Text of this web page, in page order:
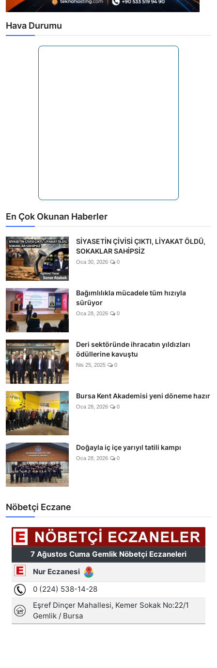
Hava Durumu
En Çok Okunan Haberler
SİYASETİN ÇİVİSİ ÇIKTI, LİYAKAT ÖLDÜ,
SOKAKLAR SAHİPSİZ
Oca 30, 2026 0
Bağımlılıkla mücadele tüm hızıyla
sürüyor
Oca 28, 2026 0
Deri sektöründe ihracatın yıldızları
ödüllerine kavuştu
Nis 25, 2025 0
Bursa Kent Akademisi yeni döneme hazır
Oca 28, 2026 0
Doğayla iç içe yarıyıl tatili kampı
Oca 28, 2026 0
Nöbetçi Eczane